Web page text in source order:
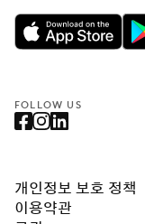
FOLLOW US
개인정보 보호 정책
이용약관